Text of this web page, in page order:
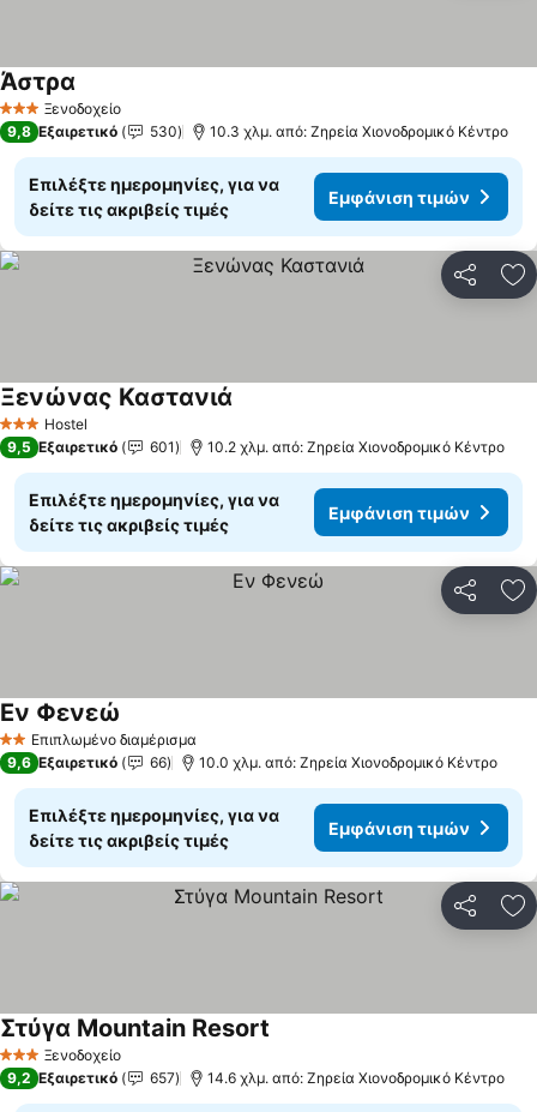
3 ΑστέριαΞενοδοχείο
Άστρα
9,8 Εξαιρετικό 530 10.3 χλμ. από: Ζηρεία Χιονοδρομικό Κέντρο
Επιλέξτε ημερομηνίες, για να
δείτε τις ακριβείς τιμές
Εμφάνιση τιμών
3 ΑστέριαHostel
Ξενώνας Καστανιά
9,5 Εξαιρετικό 601 10.2 χλμ. από: Ζηρεία Χιονοδρομικό Κέντρο
Επιλέξτε ημερομηνίες, για να
δείτε τις ακριβείς τιμές
Εμφάνιση τιμών
2 ΑστέριαΕπιπλωμένο διαμέρισμα
Εν Φενεώ
9,6 Εξαιρετικό 66 10.0 χλμ. από: Ζηρεία Χιονοδρομικό Κέντρο
Επιλέξτε ημερομηνίες, για να
δείτε τις ακριβείς τιμές
Εμφάνιση τιμών
3 ΑστέριαΞενοδοχείο
Στύγα Mountain Resort
9,2 Εξαιρετικό 657 14.6 χλμ. από: Ζηρεία Χιονοδρομικό Κέντρο